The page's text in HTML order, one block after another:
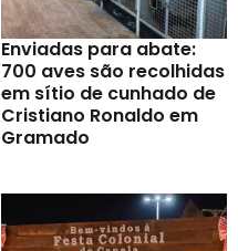
Enviadas para abate:
700 aves são recolhidas
em sítio de cunhado de
Cristiano Ronaldo em
Gramado